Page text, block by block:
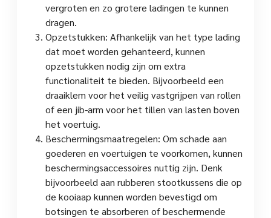
vergroten en zo grotere ladingen te kunnen
dragen.
Opzetstukken: Afhankelijk van het type lading
dat moet worden gehanteerd, kunnen
opzetstukken nodig zijn om extra
functionaliteit te bieden. Bijvoorbeeld een
draaiklem voor het veilig vastgrijpen van rollen
of een jib-arm voor het tillen van lasten boven
het voertuig.
Beschermingsmaatregelen: Om schade aan
goederen en voertuigen te voorkomen, kunnen
beschermingsaccessoires nuttig zijn. Denk
bijvoorbeeld aan rubberen stootkussens die op
de kooiaap kunnen worden bevestigd om
botsingen te absorberen of beschermende